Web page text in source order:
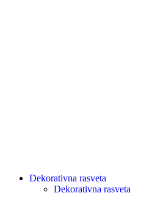
Dekorativna rasveta
Dekorativna rasveta